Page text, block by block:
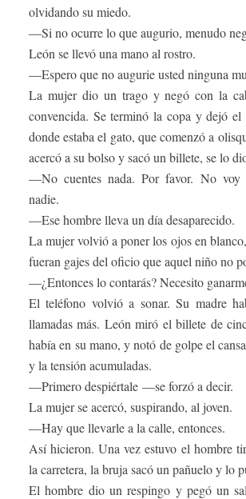
olvidando su miedo.
—Si no ocurre lo que augurio, menudo
León se llevó una mano al rostro.
—Espero que no augurie usted ninguna
La mujer dio un trago y negó con la
convencida. Se terminó la copa y dejó el
donde estaba el gato, que comenzó a
acercó a su bolso y sacó un billete, se lo
—No cuentes nada. Por favor. No voy
nadie.
—Ese hombre lleva un día desaparecido.
La mujer volvió a poner los ojos en
fueran gajes del oficio que aquel niño no
—¿Entonces lo contarás? Necesito
El teléfono volvió a sonar. Su madre
llamadas más. León miró el billete de
había en su mano, y notó de golpe el
y la tensión acumuladas.
—Primero despiértale —se forzó a decir.
La mujer se acercó, suspirando, al joven.
—Hay que llevarle a la calle, entonces.
Así hicieron. Una vez estuvo el hombre
la carretera, la bruja sacó un pañuelo y lo
El hombre dio un respingo y pegó un